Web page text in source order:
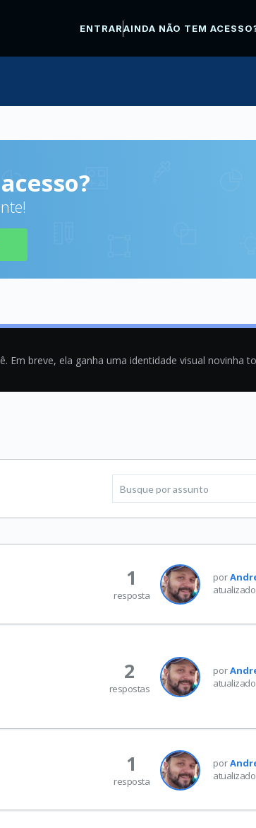
ENTRARAINDA NÃO TEM
breve, ela ganha uma identidade visual novinha
por
1
resposta
por
2
respostas
por
1
resposta